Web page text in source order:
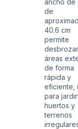
de
40.6 cm
permite
desbrozar
áreas
de forma
rápida y
eficiente,
para
huertos y
terrenos